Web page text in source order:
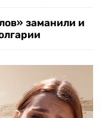
заманили и